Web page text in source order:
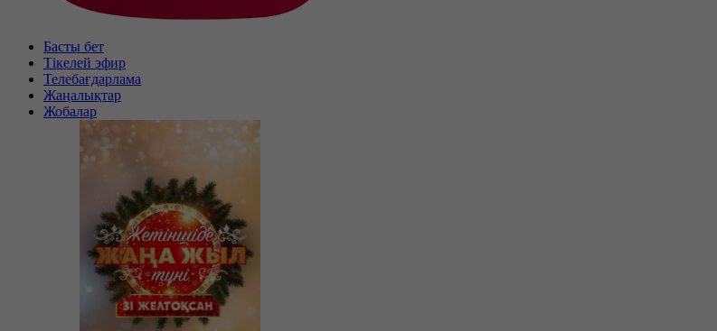
Басты бет
Тікелей эфир
Телебағдарлама
Жаңалықтар
Жобалар